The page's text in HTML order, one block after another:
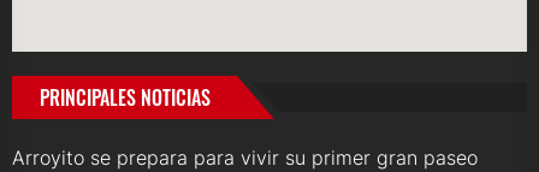
PRINCIPALES NOTICIAS
Arroyito se prepara para vivir su primer gran paseo